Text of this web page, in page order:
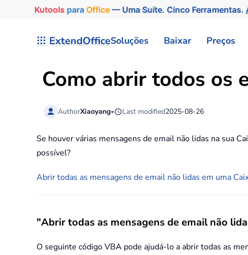
Kutools para Office— Uma Suíte. Cinco Ferramentas.
ExtendOfficeSoluções Baixar Preços
Como abrir todos os
AuthorXiaoyang• Last modified2025-08-26
Se houver várias mensagens de email não lidas na sua
possível?
Abrir todas as mensagens de email não lidas em uma
"Abrir todas as mensagens de email não
O seguinte código VBA pode ajudá-lo a abrir todas as